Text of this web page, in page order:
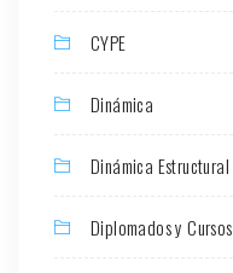
CYPE
Dinámica
Dinámica Estructural
Diplomados y Cursos